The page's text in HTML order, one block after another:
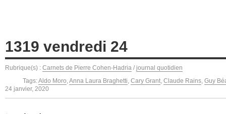
1319 vendredi 24
Rubrique(s) : Carnets de Pierre Cohen-Hadria / journal quotidien
Tags:Aldo Moro Anna Laura Braghetti Cary Grant Claude Rains Guy
24 janvier, 2020